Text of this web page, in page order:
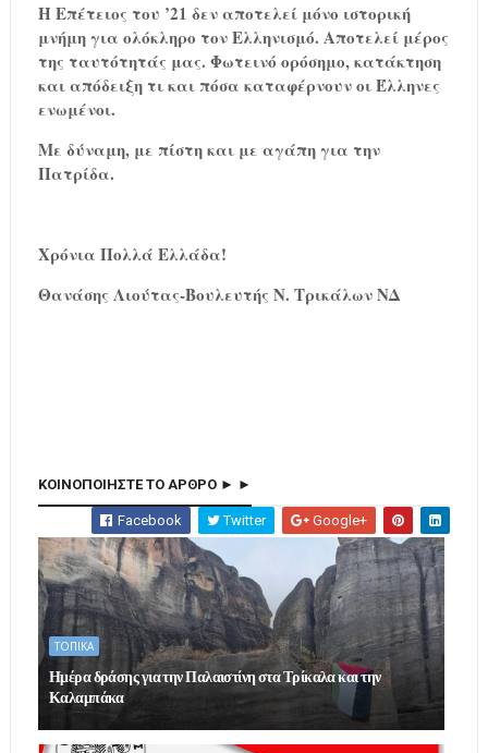
Η Επέτειος του ’21 δεν αποτελεί μόνο ιστορική
μνήμη για ολόκληρο τον Ελληνισμό. Αποτελεί μέρος
της ταυτότητάς μας. Φωτεινό ορόσημο, κατάκτηση
και απόδειξη τι και πόσα καταφέρνουν οι Έλληνες
ενωμένοι.
Με δύναμη, με πίστη και με αγάπη για την
Πατρίδα.
Χρόνια Πολλά Ελλάδα!
Θανάσης Λιούτας-Βουλευτής Ν. Τρικάλων ΝΔ
ΚΟΙΝΟΠΟΙΗΣΤΕ ΤΟ ΑΡΘΡΟ ► ►
Facebook Twitter Google+
ΤΟΠΙΚΑ
Ημέρα δράσης για την Παλαιστίνη στα Τρίκαλα και την
Καλαμπάκα